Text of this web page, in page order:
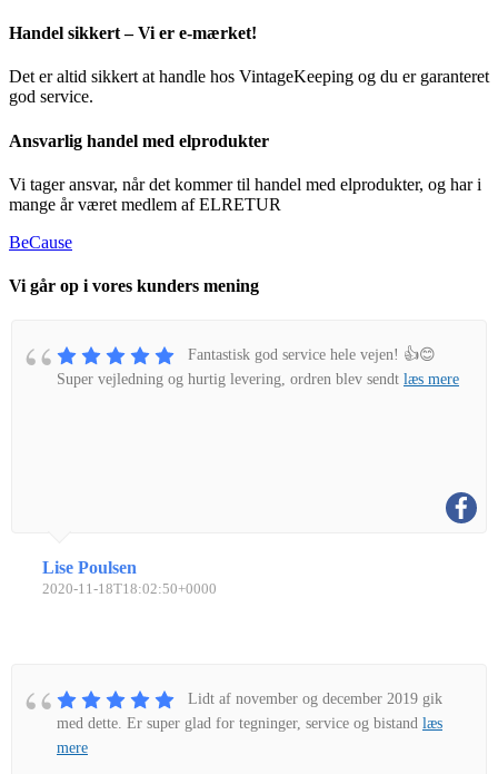
Handel sikkert – Vi er e-mærket!
Det er altid sikkert at handle hos VintageKeeping og du er garanteret
god service.
Ansvarlig handel med elprodukter
Vi tager ansvar, når det kommer til handel med elprodukter, og har i
mange år været medlem af ELRETUR
BeCause
Vi går op i vores kunders mening
Fantastisk god service hele vejen! 👍😊
Super vejledning og hurtig levering, ordren blev sendt læs mere
Lise Poulsen
2020-11-18T18:02:50+0000
Lidt af november og december 2019 gik
med dette. Er super glad for tegninger, service og bistand læs
mere